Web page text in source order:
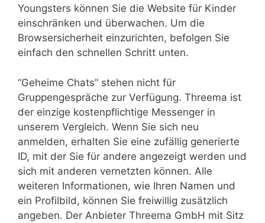
Youngsters können Sie die Website für Kinder
einschränken und überwachen. Um die
Browsersicherheit einzurichten, befolgen Sie
einfach den schnellen Schritt unten.
“Geheime Chats” stehen nicht für
Gruppengespräche zur Verfügung. Threema ist
der einzige kostenpflichtige Messenger in
unserem Vergleich. Wenn Sie sich neu
anmelden, erhalten Sie eine zufällig generierte
ID, mit der Sie für andere angezeigt werden und
sich mit anderen vernetzten können. Alle
weiteren Informationen, wie Ihren Namen und
ein Profilbild, können Sie freiwillig zusätzlich
angeben. Der Anbieter Threema GmbH mit Sitz